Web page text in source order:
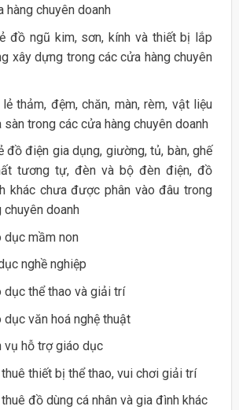
hàng chuyên doanh
đồ ngũ kim, sơn, kính và thiết bị lắp
xây dựng trong các cửa hàng chuyên
thảm, đệm, chăn, màn, rèm, vật liệu
trong các cửa hàng chuyên doanh
đồ điện gia dụng, giường, tủ, bàn, ghế
tương tự, đèn và bộ đèn điện, đồ
khác chưa được phân vào đâu trong
chuyên doanh
dục mầm non
nghề nghiệp
dục thể thao và giải trí
văn hoá nghệ thuật
hỗ trợ giáo dục
thiết bị thể thao, vui chơi giải trí
đồ dùng cá nhân và gia đình khác